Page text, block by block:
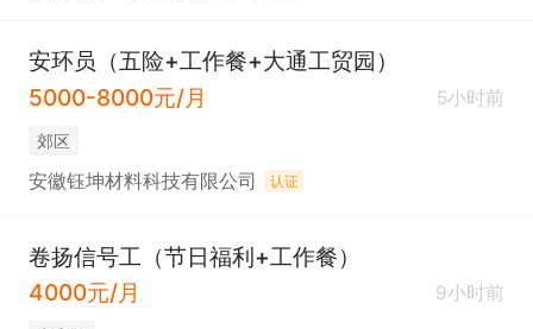
安环员（五险+工作餐+大通工贸园）
5000-8000元/月
5小时前
郊区
安徽钰坤材料科技有限公司 认证
卷扬信号工（节日福利+工作餐）
4000元/月
9小时前